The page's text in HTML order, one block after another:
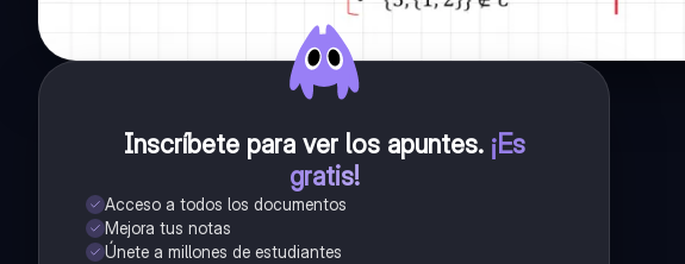
Inscríbete para ver los apuntes. ¡Es
gratis!
Acceso a todos los documentos
Mejora tus notas
Únete a millones de estudiantes